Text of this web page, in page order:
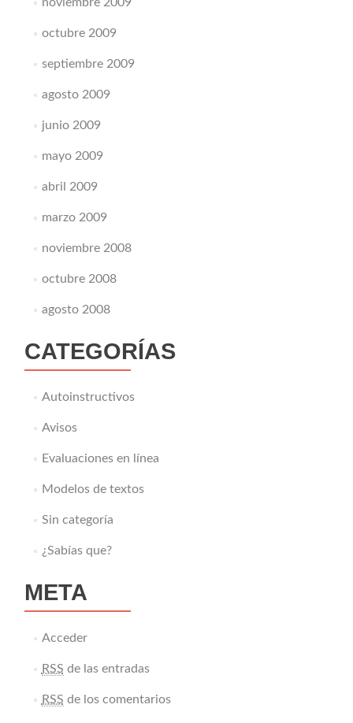
octubre 2009
septiembre 2009
agosto 2009
junio 2009
mayo 2009
abril 2009
marzo 2009
noviembre 2008
octubre 2008
agosto 2008
CATEGORÍAS
Autoinstructivos
Avisos
Evaluaciones en línea
Modelos de textos
Sin categoría
¿Sabías que?
META
Acceder
RSS de las entradas
RSS de los comentarios